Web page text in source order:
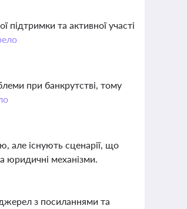
підтримки та активної участі
при банкрутстві, тому
але існують сценарії, що
юридичні механізми.
з посиланнями та